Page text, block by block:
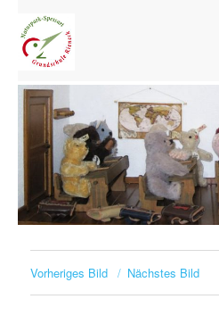
Vorheriges Bild Nächstes Bild